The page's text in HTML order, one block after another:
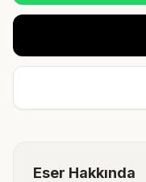
Eser Hakkında